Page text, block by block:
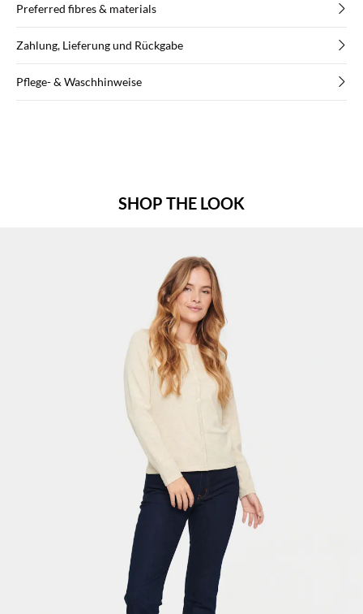
Preferred fibres & materials
Zahlung, Lieferung und Rückgabe
Pflege- & Waschhinweise
SHOP THE LOOK